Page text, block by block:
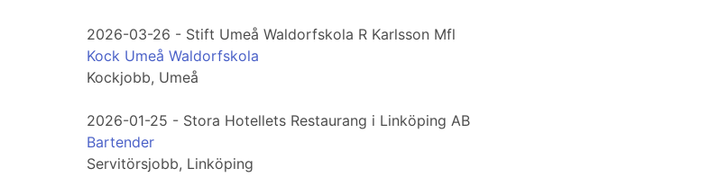
2026-03-26 - Stift Umeå Waldorfskola R Karlsson Mfl
Kock Umeå Waldorfskola
Kockjobb, Umeå
2026-01-25 - Stora Hotellets Restaurang i Linköping AB
Bartender
Servitörsjobb, Linköping